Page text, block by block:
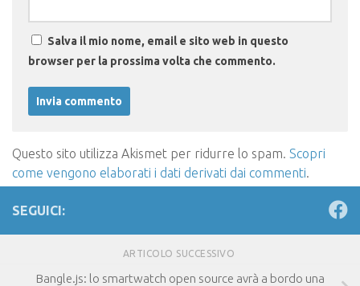
Salva il mio nome, email e sito web in questo
browser per la prossima volta che commento.
Questo sito utilizza Akismet per ridurre lo spam. Scopri
come vengono elaborati i dati derivati dai commenti.
SEGUICI:
ARTICOLO SUCCESSIVO
Bangle.js: lo smartwatch open source avrà a bordo una